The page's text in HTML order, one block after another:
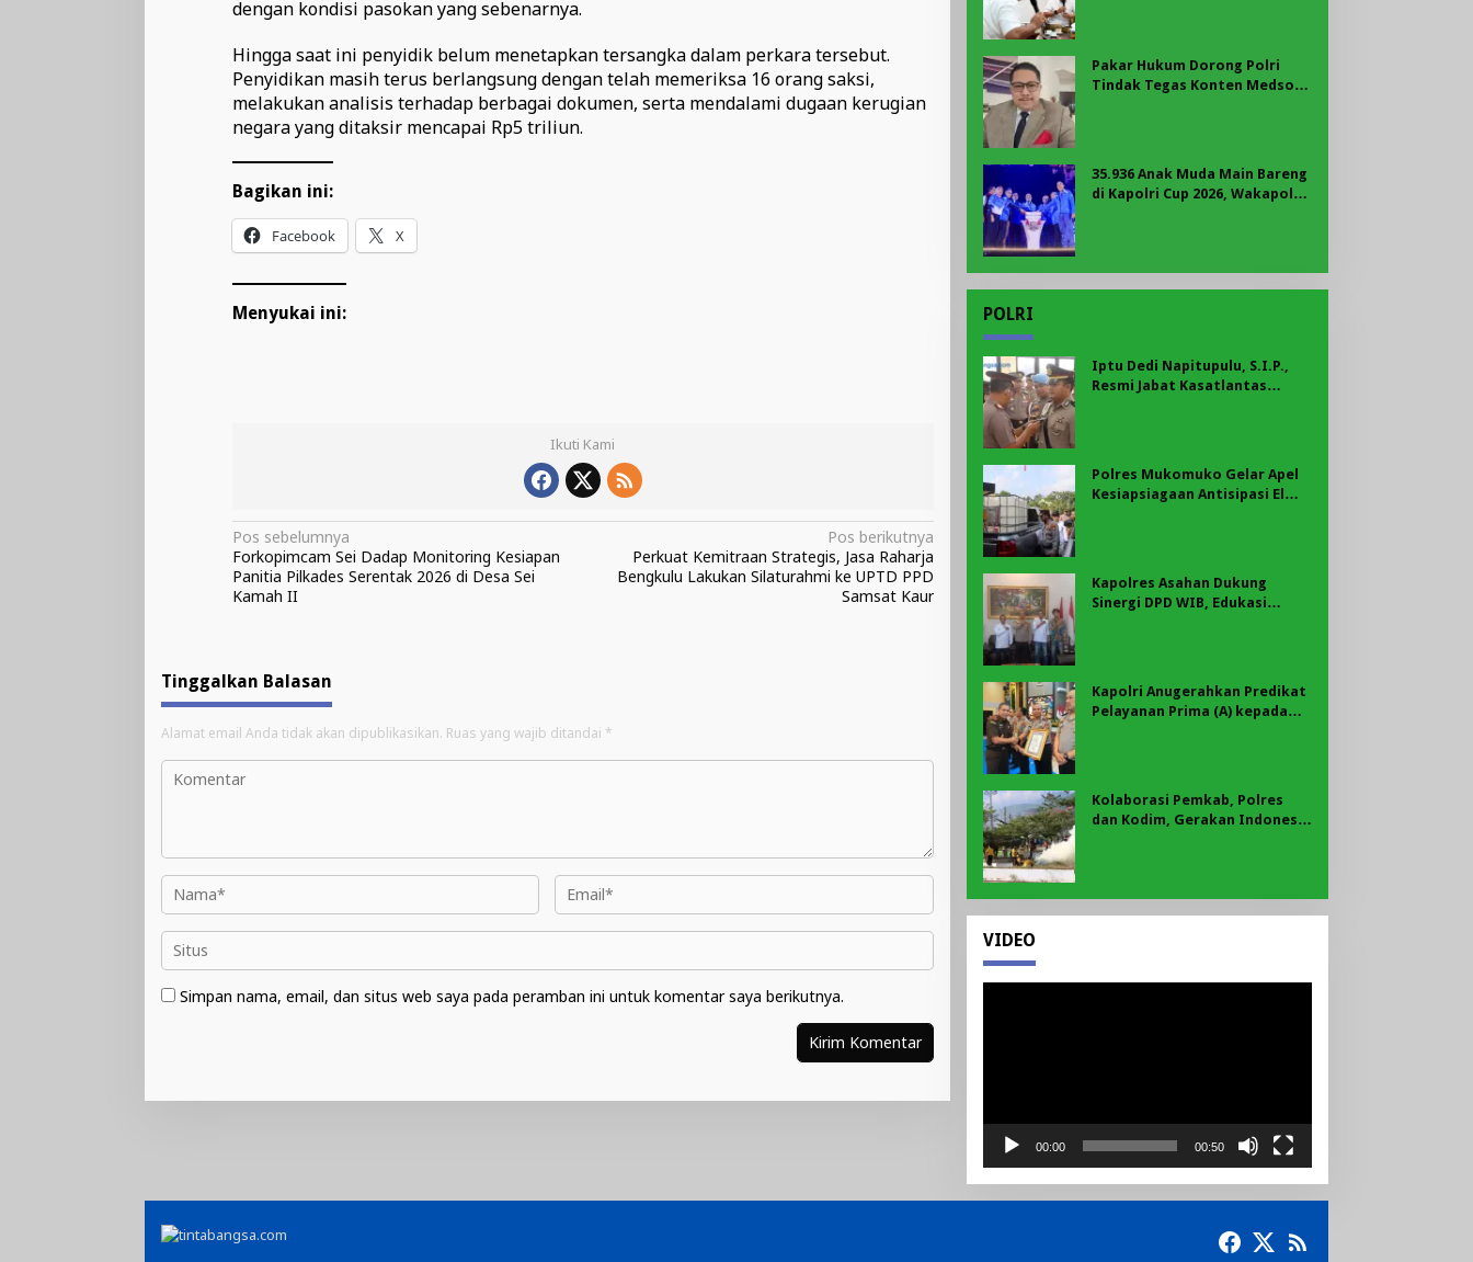
dengan kondisi pasokan yang sebenarnya.
Hingga saat ini penyidik belum menetapkan tersangka dalam perkara tersebut.
Penyidikan masih terus berlangsung dengan telah memeriksa 16 orang saksi,
melakukan analisis terhadap berbagai dokumen, serta mendalami dugaan kerugian
negara yang ditaksir mencapai Rp5 triliun.
Bagikan ini:
Facebook X
Menyukai ini:
Ikuti Kami
Navigasi
pos
Pos sebelumnya
Forkopimcam Sei Dadap Monitoring Kesiapan
Panitia Pilkades Serentak 2026 di Desa Sei
Kamah II
Pos berikutnya
Perkuat Kemitraan Strategis, Jasa Raharja
Bengkulu Lakukan Silaturahmi ke UPTD PPD
Samsat Kaur
Tinggalkan Balasan
Alamat email Anda tidak akan dipublikasikan. Ruas yang wajib ditandai *
Simpan nama, email, dan situs web saya pada peramban ini untuk komentar saya berikutnya.
Pakar Hukum Dorong Polri
Tindak Tegas Konten Medsos
35.936 Anak Muda Main Bareng
di Kapolri Cup 2026, Wakapolri:
POLRI
Iptu Dedi Napitupulu, S.I.P.,
Resmi Jabat Kasatlantas
Polres Mukomuko Gelar Apel
Kesiapsiagaan Antisipasi El
Kapolres Asahan Dukung
Sinergi DPD WIB, Edukasi
Kapolri Anugerahkan Predikat
Pelayanan Prima (A) kepada
Kolaborasi Pemkab, Polres
dan Kodim, Gerakan Indonesia
VIDEO
00:00 00:50